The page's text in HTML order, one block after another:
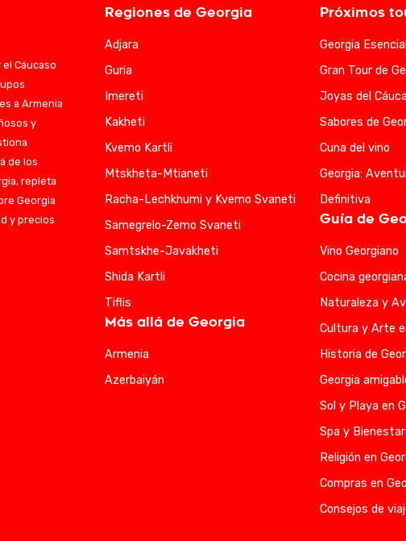
Cáucaso
a Armenia
y
de los
repleta
Georgia
y precios
Regiones de Georgia
Adjara
Guria
Imereti
Kakheti
Kvemo Kartli
Mtskheta-Mtianeti
Racha-Lechkhumi y Kvemo Svaneti
Samegrelo-Zemo Svaneti
Samtskhe-Javakheti
Shida Kartli
Tiflis
Más allá de Georgia
Armenia
Azerbaiyán
Próximos
Georgia Esencial
Gran Tour de
Joyas del
Sabores de
Cuna del vino
Georgia:
Definitiva
Guía de
Vino Georgiano
Cocina
Naturaleza y
Cultura y Arte
Historia de
Georgia
Sol y Playa en
Spa y
Religión en
Compras en
Consejos de